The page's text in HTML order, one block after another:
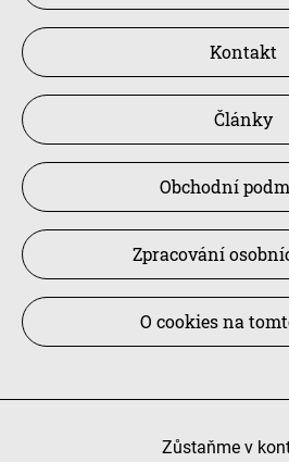
Kontakt
Články
Obchodní
Zpracování
O cookies na
Zůstaňme v